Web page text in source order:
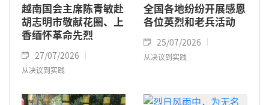
越南国会主席陈青敏赴
胡志明市敬献花圈、上
香缅怀革命先烈
27/07/2026
从决议到实践
全国各地纷纷开展感恩
各位英烈和老兵活动
25/07/2026
从决议到实践